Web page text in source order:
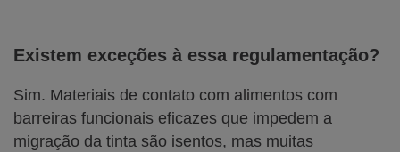
Existem exceções à essa regulamentação?
Sim. Materiais de contato com alimentos com
barreiras funcionais eficazes que impedem a
migração da tinta são isentos, mas muitas